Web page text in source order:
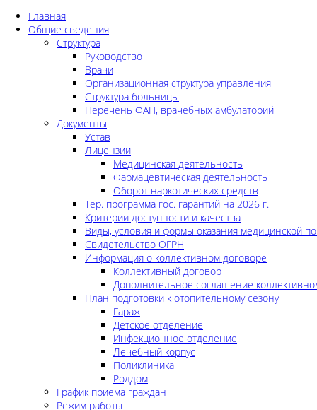
Главная
Общие сведения
Структура
Руководство
Врачи
Организационная структура управления
Структура больницы
Перечень ФАП, врачебных амбулаторий
Документы
Устав
Лицензии
Медицинская деятельность
Фармацевтическая деятельность
Оборот наркотических средств
Тер. программа гос. гарантий на 2026 г.
Критерии доступности и качества
Виды, условия и формы оказания медицинской
Свидетельство ОГРН
Информация о коллективном договоре
Коллективный договор
Дополнительное соглашение
План подготовки к отопительному сезону
Гараж
Детское отделение
Инфекционное отделение
Лечебный корпус
Поликлиника
Роддом
График приема граждан
Режим работы